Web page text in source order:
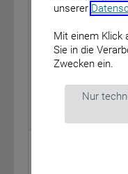
Eisenbahn-
Öffentliche
des Allgemeinen
vom: 19. Januar
BAnz AT
unserer
Mit einem Klick
Sie in die
Zwecken ein.
Nur technisch notwendige Cookies